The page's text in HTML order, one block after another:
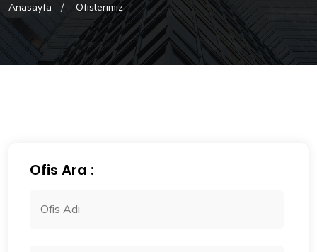
Anasayfa Ofislerimiz
Ofis Ara :